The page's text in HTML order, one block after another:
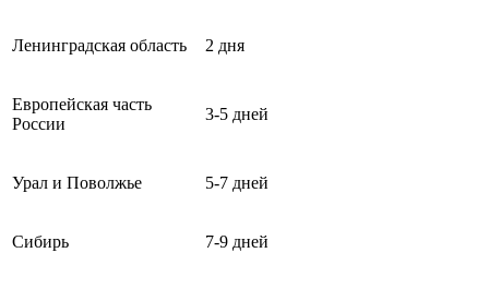
Ленинградская область 2 дня
Европейская часть
России
3-5 дней
Урал и Поволжье 5-7 дней
Сибирь 7-9 дней